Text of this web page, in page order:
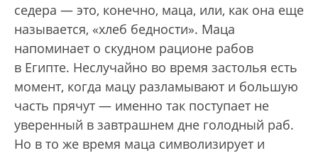
седера — это, конечно, маца, или, как она еще
называется, «хлеб бедности». Маца
напоминает о скудном рационе рабов
в Египте. Неслучайно во время застолья есть
момент, когда мацу разламывают и большую
часть прячут — именно так поступает не
уверенный в завтрашнем дне голодный раб.
Но в то же время маца символизирует и